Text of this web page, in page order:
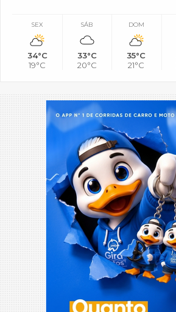
SEX
34°C
19°C
SÁB
33°C
20°C
DOM
35°C
21°C